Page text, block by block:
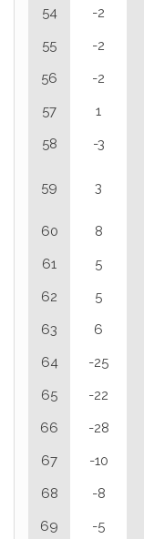
54 -2
55 -2
56 -2
57 1
58 -3
59 3
60 8
61 5
62 5
63 6
64 -25
65 -22
66 -28
67 -10
68 -8
69 -5